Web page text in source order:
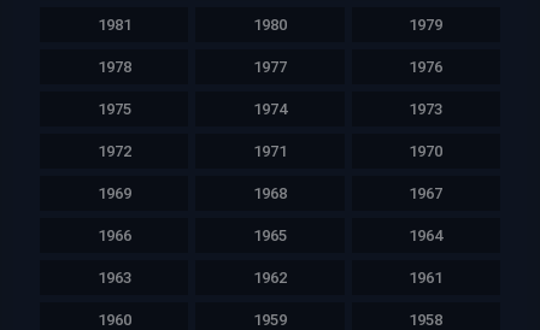
1981 1980 1979
1978 1977 1976
1975 1974 1973
1972 1971 1970
1969 1968 1967
1966 1965 1964
1963 1962 1961
1960 1959 1958